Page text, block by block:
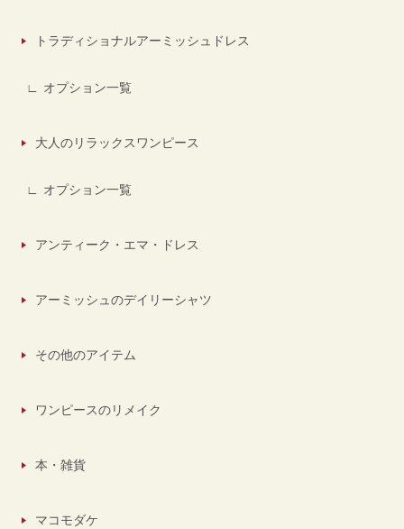
トラディショナルアーミッシュドレス
オプション一覧
大人のリラックスワンピース
オプション一覧
アンティーク・エマ・ドレス
アーミッシュのデイリーシャツ
その他のアイテム
ワンピースのリメイク
本・雑貨
マコモダケ